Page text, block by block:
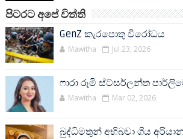
පිටරට අපේ විත්ති
GenZ කැරපොතු විරෝධය
Mawitha Jul 23, 2026
ෆාරා රූමි ස්ට්සර්ලන්ත
Mawitha Mar 02, 2026
බුද්ධිමතුන් අභිබවා ගිය